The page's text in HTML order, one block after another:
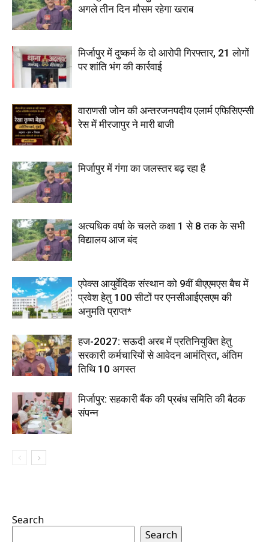
अगले तीन दिन मौसम रहेगा खराब
मिर्जापुर में दुष्कर्म के दो आरोपी गिरफ्तार, 21 लोगों
पर शांति भंग की कार्रवाई
वाराणसी जोन की अन्तरजनपदीय एलार्म एफिसिएन्सी
रेस में मीरजापुर ने मारी बाजी
मिर्जापुर में गंगा का जलस्तर बढ़ रहा है
अत्यधिक वर्षा के चलते कक्षा 1 से 8 तक के सभी
विद्यालय आज बंद
एपेक्स आयुर्वेदिक संस्थान को 9वीं बीएएमएस बैच में
प्रवेश हेतु 100 सीटों पर एनसीआईएसएम की
अनुमति प्राप्त*
हज-2027: सऊदी अरब में प्रतिनियुक्ति हेतु
सरकारी कर्मचारियों से आवेदन आमंत्रित, अंतिम
तिथि 10 अगस्त
मिर्जापुर: सहकारी बैंक की प्रबंध समिति की बैठक
संपन्न
Search
Search